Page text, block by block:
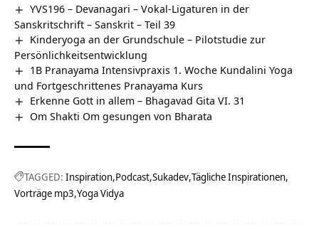
YVS196 – Devanagari – Vokal-Ligaturen in der
Sanskritschrift – Sanskrit – Teil 39
Kinderyoga an der Grundschule – Pilotstudie zur
Persönlichkeitsentwicklung
1B Pranayama Intensivpraxis 1. Woche Kundalini Yoga
und Fortgeschrittenes Pranayama Kurs
Erkenne Gott in allem – Bhagavad Gita VI. 31
Om Shakti Om gesungen von Bharata
TAGGED: Inspiration Podcast Sukadev Tägliche Inspirationen
Vorträge mp3 Yoga Vidya